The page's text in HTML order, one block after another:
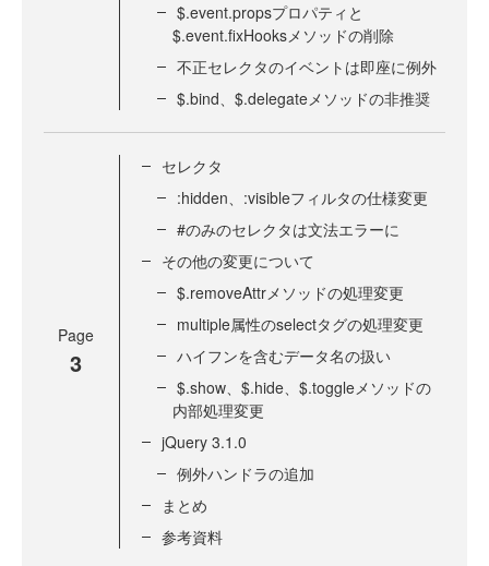
$.event.propsプロパティと
$.event.fixHooksメソッドの削除
不正セレクタのイベントは即座に例外
$.bind、$.delegateメソッドの非推奨
Page
3
セレクタ
:hidden、:visibleフィルタの仕様変更
#のみのセレクタは文法エラーに
その他の変更について
$.removeAttrメソッドの処理変更
multiple属性のselectタグの処理変更
ハイフンを含むデータ名の扱い
$.show、$.hide、$.toggleメソッドの
内部処理変更
jQuery 3.1.0
例外ハンドラの追加
まとめ
参考資料